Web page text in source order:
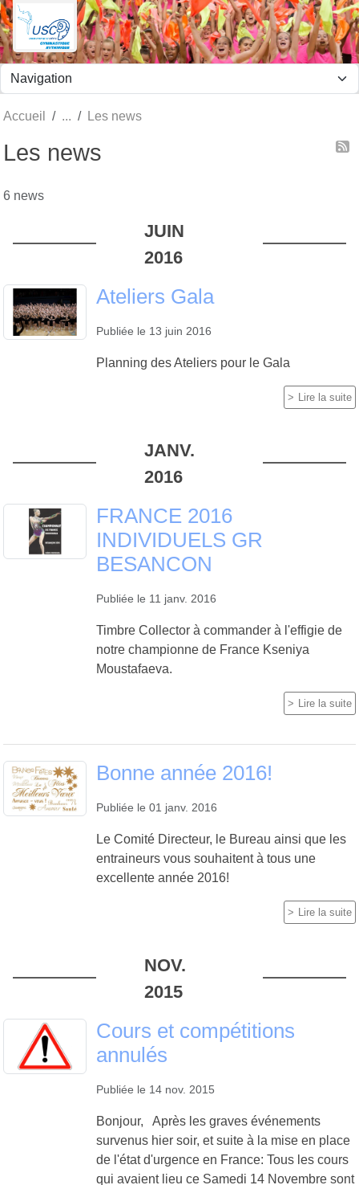
Accueil Les news
Les news
6 news
JUIN
2016
Ateliers Gala
Publiée le 13 juin 2016
Planning des Ateliers pour le Gala
Lire la suite
JANV.
2016
FRANCE 2016
INDIVIDUELS GR
BESANCON
Publiée le 11 janv. 2016
Timbre Collector à commander à l'effigie de
notre championne de France Kseniya
Moustafaeva.
Lire la suite
Bonne année 2016!
Publiée le 01 janv. 2016
Le Comité Directeur, le Bureau ainsi que les
entraineurs vous souhaitent à tous une
excellente année 2016!
Lire la suite
NOV.
2015
Cours et compétitions
annulés
Publiée le 14 nov. 2015
Bonjour, Après les graves événements
survenus hier soir, et suite à la mise en place
de l'état d'urgence en France: Tous les cours
qui avaient lieu ce Samedi 14 Novembre sont
Panneau de gestion des cookies